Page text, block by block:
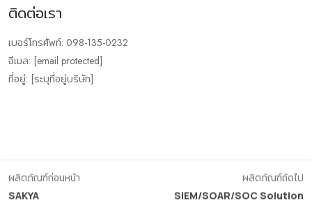
ติดต่อเรา
เบอร์โทรศัพท์: 098-135-0232
อีเมล: [email protected]
ที่อยู่: [ระบุที่อยู่บริษัท]
ผลิตภัณฑ์ก่อนหน้า
SAKYA
ผลิตภัณฑ์ถัดไป
SIEM/SOAR/SOC Solution